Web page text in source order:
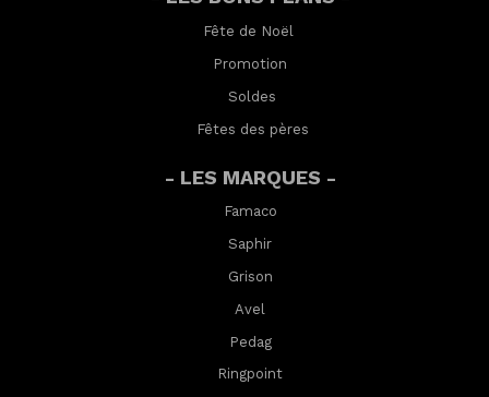
Fête de Noël
Promotion
Soldes
Fêtes des pères
- LES MARQUES -
Famaco
Saphir
Grison
Avel
Pedag
Ringpoint